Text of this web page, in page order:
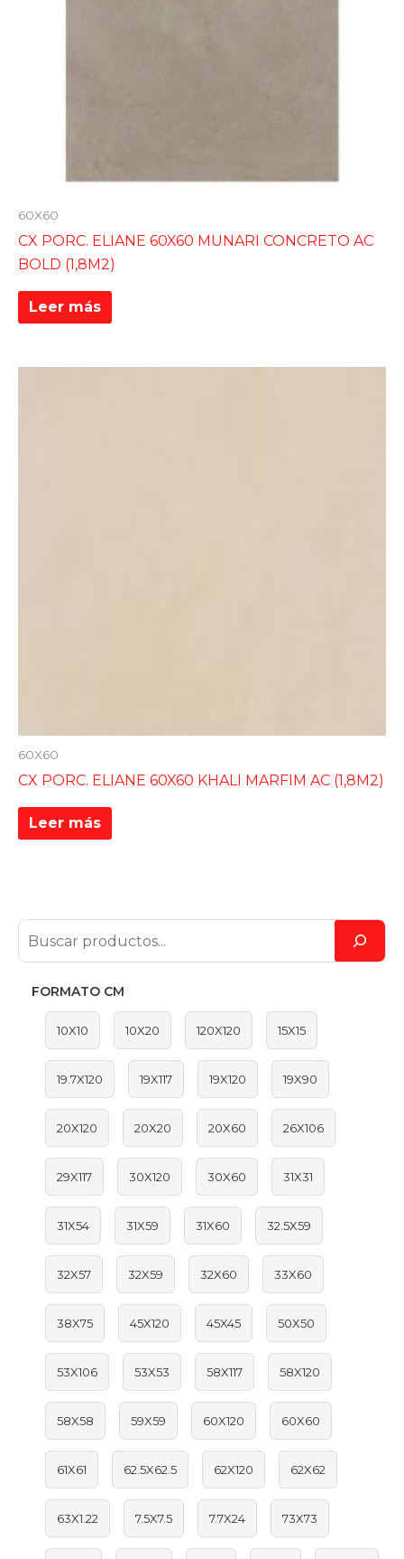
FORMATO CM
10X10 10X20 120X120 15X15
19.7X120 19X117 19X120 19X90
20X120 20X20 20X60 26X106
29X117 30X120 30X60 31X31
31X54 31X59 31X60 32.5X59
32X57 32X59 32X60 33X60
38X75 45X120 45X45 50X50
53X106 53X53 58X117 58X120
58X58 59X59 60X120 60X60
61X61 62.5X62.5 62X120 62X62
63X1.22 7.5X7.5 7.7X24 73X73
60X60
CX PORC. ELIANE 60X60 MUNARI CONCRETO AC
BOLD (1,8M2)
Leer más
60X60
CX PORC. ELIANE 60X60 KHALI MARFIM AC (1,8M2)
Leer más